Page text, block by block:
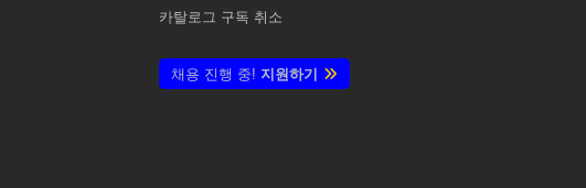
카탈로그 구독 취소
채용 진행 중! 지원하기